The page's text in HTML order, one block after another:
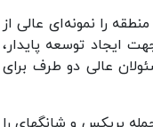
را نمونه‌ای عالی از
توسعه پایدار،
عالی دو طرف برای